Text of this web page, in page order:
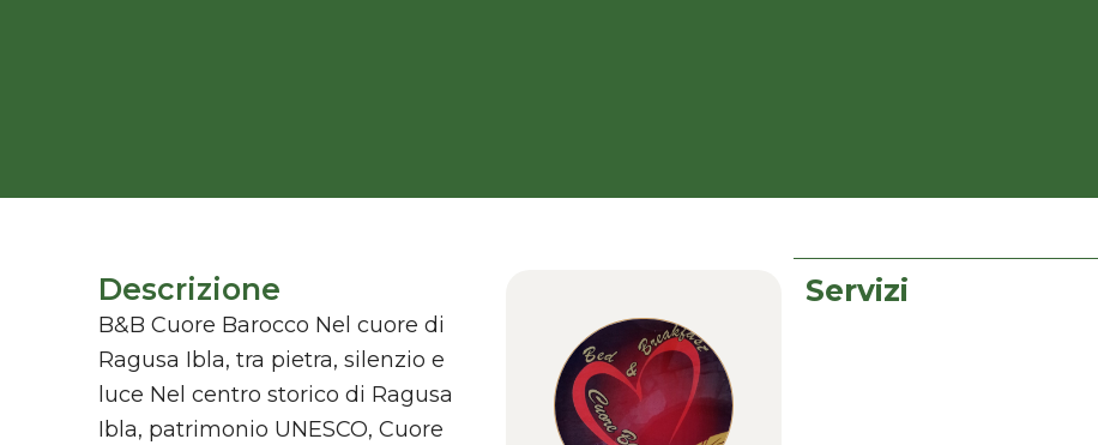
Descrizione
B&B Cuore Barocco Nel cuore di
Ragusa Ibla, tra pietra, silenzio e
luce Nel centro storico di Ragusa
Ibla, patrimonio UNESCO, Cuore
Servizi